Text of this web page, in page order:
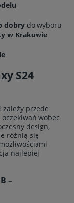
dobry do wyboru
w Krakowie
S24
zależy przede
wobec
design,
różnią się
najlepiej
–